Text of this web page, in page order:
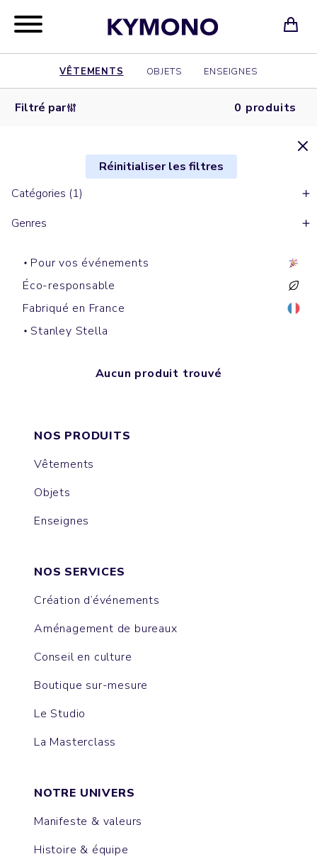
VÊTEMENTS OBJETS ENSEIGNES
Filtré par 0 produits
Réinitialiser les filtres
Catégories (1)
Genres
Pour vos événements
Éco-responsable
Fabriqué en France
Stanley Stella
Aucun produit trouvé
NOS PRODUITS
Vêtements
Objets
Enseignes
NOS SERVICES
Création d’événements
Aménagement de bureaux
Conseil en culture
Boutique sur-mesure
Le Studio
La Masterclass
NOTRE UNIVERS
Manifeste & valeurs
Histoire & équipe